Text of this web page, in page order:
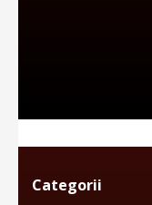
Categorii